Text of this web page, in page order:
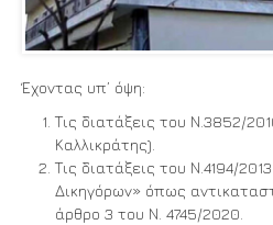
Έχοντας υπ’ όψη:
Τις διατάξεις του Ν.3852/
Καλλικράτης).
Τις διατάξεις του Ν.4194/
Δικηγόρων» όπως
άρθρο 3 του Ν. 4745/2020.